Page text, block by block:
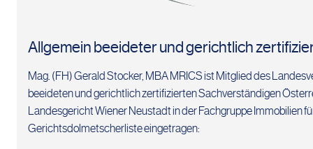
Allgemein beeideter und gerichtlich
Mag. (FH) Gerald Stocker, MBA MRICS ist Mitglied des
beeideten und gerichtlich zertifizierten Sachverständigen
Landesgericht Wiener Neustadt in der Fachgruppe Immobilien
Gerichtsdolmetscherliste eingetragen: